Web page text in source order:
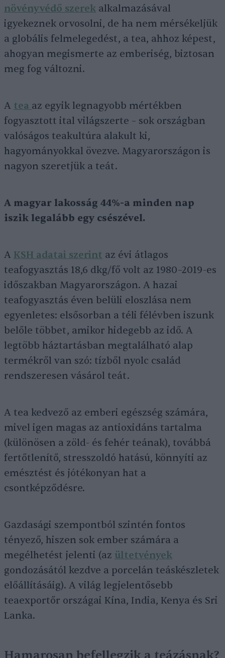
növényvédő szerek alkalmazásával
igyekeznek orvosolni, de ha nem mérsékeljük
a globális felmelegedést, a tea, ahhoz képest,
ahogyan megismerte az emberiség, biztosan
meg fog változni.
A tea az egyik legnagyobb mértékben
fogyasztott ital világszerte – sok országban
valóságos teakultúra alakult ki,
hagyományokkal övezve. Magyarországon is
nagyon szeretjük a teát.
A magyar lakosság 44%-a minden nap
iszik legalább egy csészével.
A KSH adatai szerint az évi átlagos
teafogyasztás 18,6 dkg/fő volt az 1980–2019-es
időszakban Magyarországon. A hazai
teafogyasztás éven belüli eloszlása nem
egyenletes: elsősorban a téli félévben iszunk
belőle többet, amikor hidegebb az idő. A
legtöbb háztartásban megtalálható alap
termékről van szó: tízből nyolc család
rendszeresen vásárol teát.
A tea kedvező az emberi egészség számára,
mivel igen magas az antioxidáns tartalma
(különösen a zöld- és fehér teának), továbbá
fertőtlenítő, stresszoldó hatású, könnyíti az
emésztést és jótékonyan hat a
csontképződésre.
Gazdasági szempontból szintén fontos
tényező, hiszen sok ember számára a
megélhetést jelenti (az ültetvények
gondozásától kezdve a porcelán teáskészletek
előállításáig). A világ legjelentősebb
teaexportőr országai Kína, India, Kenya és Sri
Lanka.